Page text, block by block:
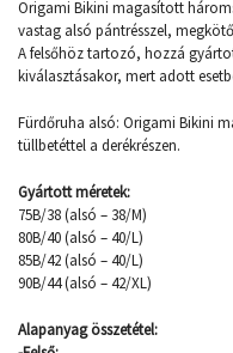
Origami Bikini magasított
vastag alsó pántrésszel,
A felsőhöz tartozó, hozzá
kiválasztásakor, mert adott
Fürdőruha alsó: Origami Bikini
tüllbetéttel a derékrészen.
Gyártott méretek:
75B/38 (alsó – 38/M)
80B/40 (alsó – 40/L)
85B/42 (alsó – 40/L)
90B/44 (alsó – 42/XL)
Alapanyag összetétel: